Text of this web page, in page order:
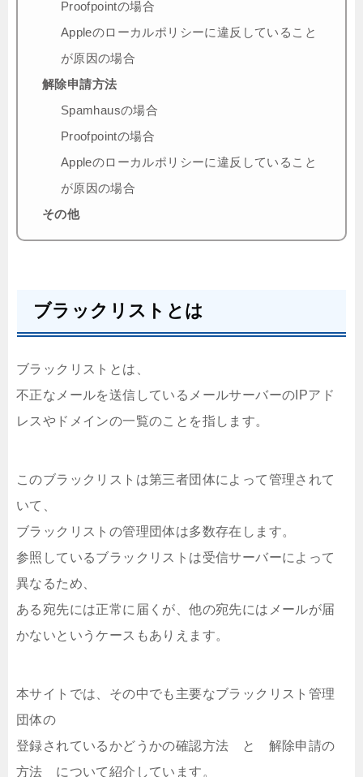
Proofpointの場合
Appleのローカルポリシーに違反していること
が原因の場合
解除申請方法
Spamhausの場合
Proofpointの場合
Appleのローカルポリシーに違反していること
が原因の場合
その他
ブラックリストとは
ブラックリストとは、
不正なメールを送信しているメールサーバーのIPアド
レスやドメインの一覧のことを指します。
このブラックリストは第三者団体によって管理されて
いて、
ブラックリストの管理団体は多数存在します。
参照しているブラックリストは受信サーバーによって
異なるため、
ある宛先には正常に届くが、他の宛先にはメールが届
かないというケースもありえます。
本サイトでは、その中でも主要なブラックリスト管理
団体の
登録されているかどうかの確認方法 と 解除申請の
方法 について紹介しています。